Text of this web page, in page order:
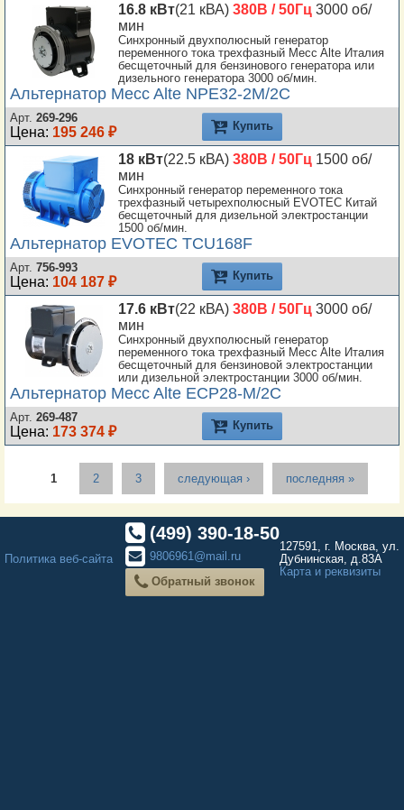
16.8 кВт(21 кВА) 380В / 50Гц 3000 об/
мин
Синхронный двухполюсный генератор
переменного тока трехфазный Mecc Alte Италия
бесщеточный для бензинового генератора или
дизельного генератора 3000 об/мин.
Альтернатор Mecc Alte NPE32-2M/2C
Арт. 269-296
Цена: 195 246 ₽ Купить
18 кВт(22.5 кВА) 380В / 50Гц 1500 об/
мин
Синхронный генератор переменного тока
трехфазный четырехполюсный EVOTEC Китай
бесщеточный для дизельной электростанции
1500 об/мин.
Альтернатор EVOTEC TCU168F
Арт. 756-993
Цена: 104 187 ₽ Купить
17.6 кВт(22 кВА) 380В / 50Гц 3000 об/
мин
Синхронный двухполюсный генератор
переменного тока трехфазный Mecc Alte Италия
бесщеточный для бензиновой электростанции
или дизельной электростанции 3000 об/мин.
Альтернатор Mecc Alte ECP28-M/2C
Арт. 269-487
Цена: 173 374 ₽ Купить
Страницы
1 2 3 следующая › последняя »
Политика веб-сайта
(499) 390-18-50
9806961@mail.ru
Обратный звонок
127591, г. Москва, ул.
Дубнинская, д.83А
Карта и реквизиты